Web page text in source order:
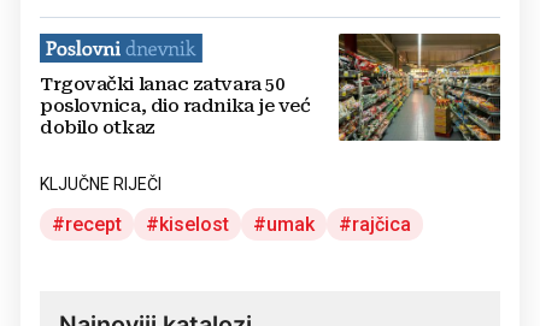
Trgovački lanac zatvara 50
poslovnica, dio radnika je već
dobilo otkaz
KLJUČNE RIJEČI
recept kiselost umak rajčica